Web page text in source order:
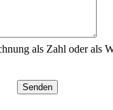
als Zahl oder als